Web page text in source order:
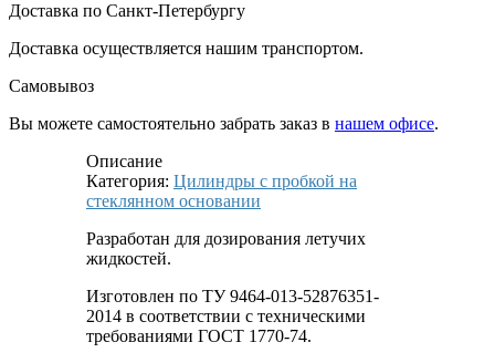
Доставка по Санкт-Петербургу
Доставка осуществляется нашим транспортом.
Самовывоз
Вы можете самостоятельно забрать заказ в нашем офисе.
Описание
Категория: Цилиндры с пробкой на
стеклянном основании
Разработан для дозирования летучих
жидкостей.
Изготовлен по ТУ 9464-013-52876351-
2014 в соответствии с техническими
требованиями ГОСТ 1770-74.